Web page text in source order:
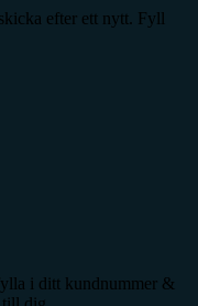
efter ett nytt. Fyll
i ditt kundnummer &